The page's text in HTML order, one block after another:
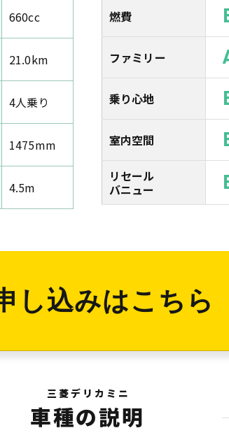
660cc
21.0km
4人乗り
1475mm
4.5m
燃費
ファミリー
乗り心地
室内空間
リセール
バニュー
し込みはこちら
三菱デリカミニ
車種の説明